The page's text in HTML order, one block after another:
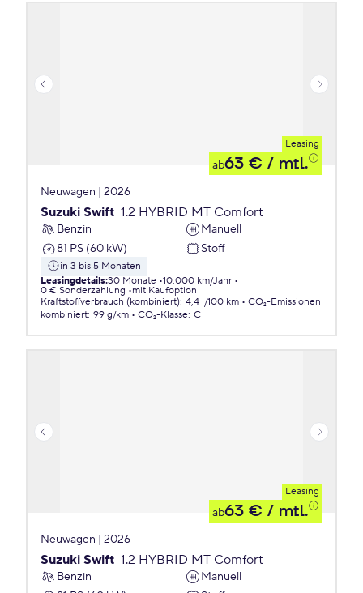
Leasing
ab63 € / mtl.
Neuwagen | 2026
Suzuki Swift 1.2 HYBRID MT Comfort
Benzin
Manuell
81 PS (60 kW)
Stoff
in 3 bis 5 Monaten
Leasingdetails:30 Monate 10.000 km/Jahr
0 € Sonderzahlung
mit Kaufoption
Kraftstoffverbrauch (kombiniert): 4,4 l/100 km
CO₂-Emissionen
kombiniert: 99 g/km CO₂-Klasse: C
Leasing
ab63 € / mtl.
Neuwagen | 2026
Suzuki Swift 1.2 HYBRID MT Comfort
Benzin
Manuell